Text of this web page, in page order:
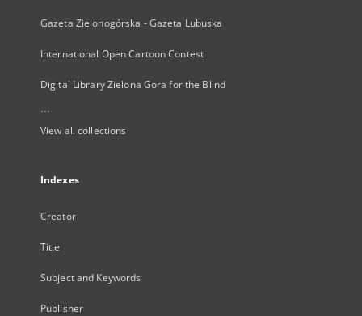
Gazeta Zielonogórska - Gazeta Lubuska
International Open Cartoon Contest
Digital Library Zielona Gora for the Blind
...
View all collections
Indexes
Creator
Title
Subject and Keywords
Publisher